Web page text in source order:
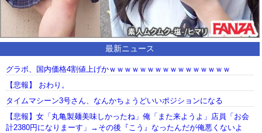
最新ニュース
グラボ、国内価格4割値上げかｗｗｗｗｗｗｗｗｗｗｗｗｗｗｗｗ
【悲報】 おわり。
タイムマシーン3号さん、なんかちょうどいいポジションになる
【悲報】女「丸亀製麺美味しかったね」俺「また来ようよ」店員「お会
計2380円になりまーす」→その後『こう』なったんだが俺悪くないよ